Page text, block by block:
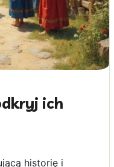
ich
historię i